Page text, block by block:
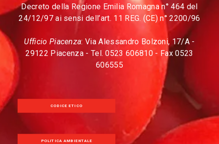
Decreto della Regione Emilia Romagna n° 464 del
24/12/97 ai sensi dell’art. 11 REG. (CE) n° 2200/96
Ufficio Piacenza: Via Alessandro Bolzoni, 17/A -
29122 Piacenza - Tel. 0523 606810 - Fax 0523
606555
CODICE ETICO
POLITICA AMBIENTALE